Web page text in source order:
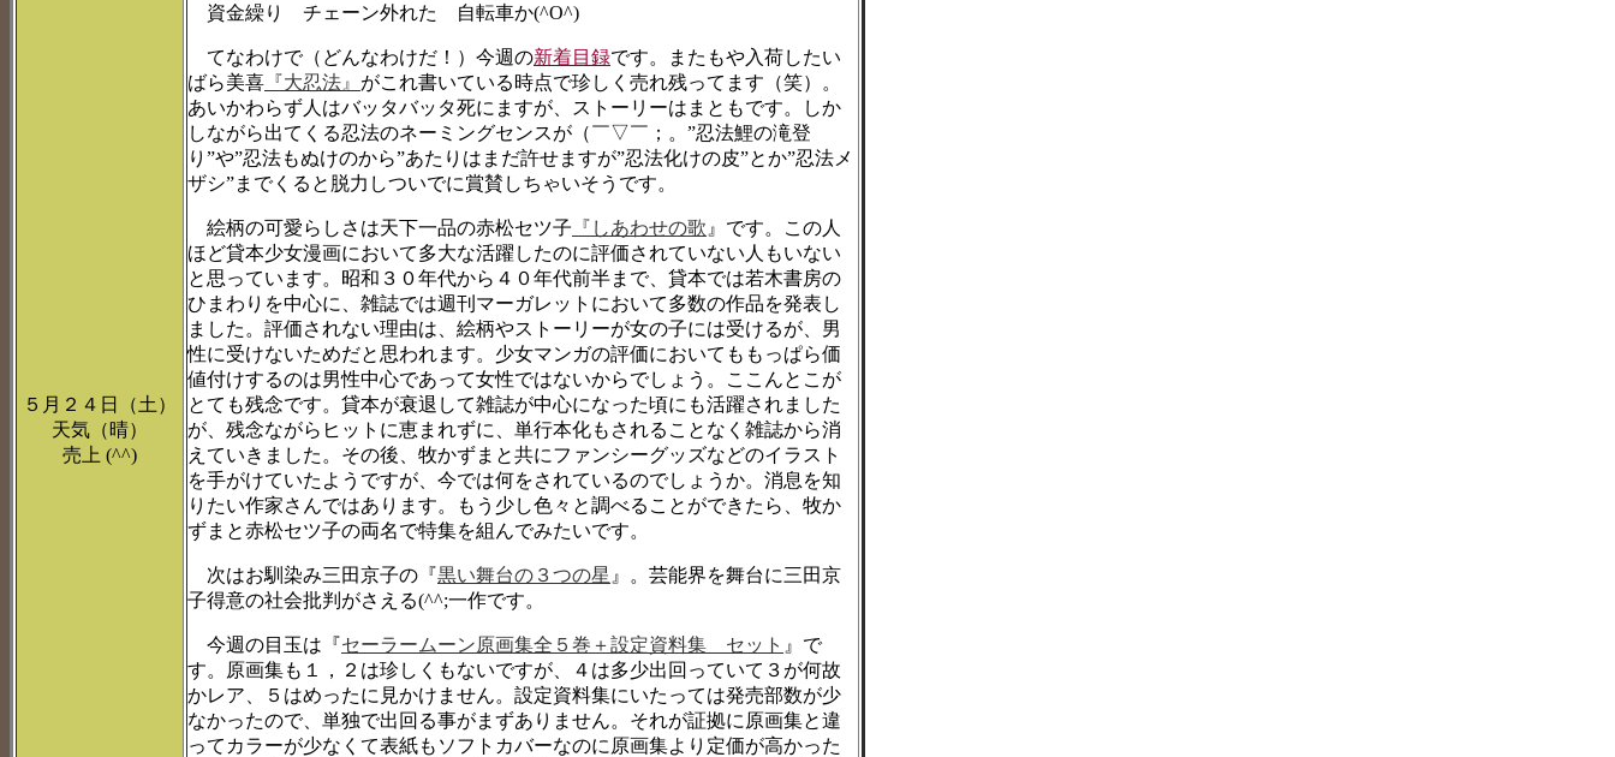
５月２４日（土）
天気（晴）
売上 (^^)
資金繰り チェーン外れた 自転車か(^O^)
てなわけで（どんなわけだ！）今週の新着目録です。またもや入荷したい
ばら美喜 『大忍法』 がこれ書いている時点で珍しく売れ残ってます（笑）。
あいかわらず人はバッタバッタ死にますが、ストーリーはまともです。しか
しながら出てくる忍法のネーミングセンスが（￣▽￣；。”忍法鯉の滝登
り”や”忍法もぬけのから”あたりはまだ許せますが”忍法化けの皮”とか”忍法メ
ザシ”までくると脱力しついでに賞賛しちゃいそうです。
絵柄の可愛らしさは天下一品の赤松セツ子 『しあわせの歌 』です。この人
ほど貸本少女漫画において多大な活躍したのに評価されていない人もいない
と思っています。昭和３０年代から４０年代前半まで、貸本では若木書房の
ひまわりを中心に、雑誌では週刊マーガレットにおいて多数の作品を発表し
ました。評価されない理由は、絵柄やストーリーが女の子には受けるが、男
性に受けないためだと思われます。少女マンガの評価においてももっぱら価
値付けするのは男性中心であって女性ではないからでしょう。ここんとこが
とても残念です。貸本が衰退して雑誌が中心になった頃にも活躍されました
が、残念ながらヒットに恵まれずに、単行本化もされることなく雑誌から消
えていきました。その後、牧かずまと共にファンシーグッズなどのイラスト
を手がけていたようですが、今では何をされているのでしょうか。消息を知
りたい作家さんではあります。もう少し色々と調べることができたら、牧か
ずまと赤松セツ子の両名で特集を組んでみたいです。
次はお馴染み三田京子の『黒い舞台の３つの星 』。芸能界を舞台に三田京
子得意の社会批判がさえる(^^;一作です。
今週の目玉は『セーラームーン原画集全５巻＋設定資料集 セット 』で
す。原画集も１，２は珍しくもないですが、４は多少出回っていて３が何故
かレア、５はめったに見かけません。設定資料集にいたっては発売部数が少
なかったので、単独で出回る事がまずありません。それが証拠に原画集と違
ってカラーが少なくて表紙もソフトカバーなのに原画集より定価が高かった